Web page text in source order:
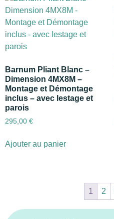
Barnum Pliant Blanc –
Dimension 4MX8M –
Montage et Démontage
inclus – avec lestage et
parois
295,00 €
Ajouter au panier
1 2